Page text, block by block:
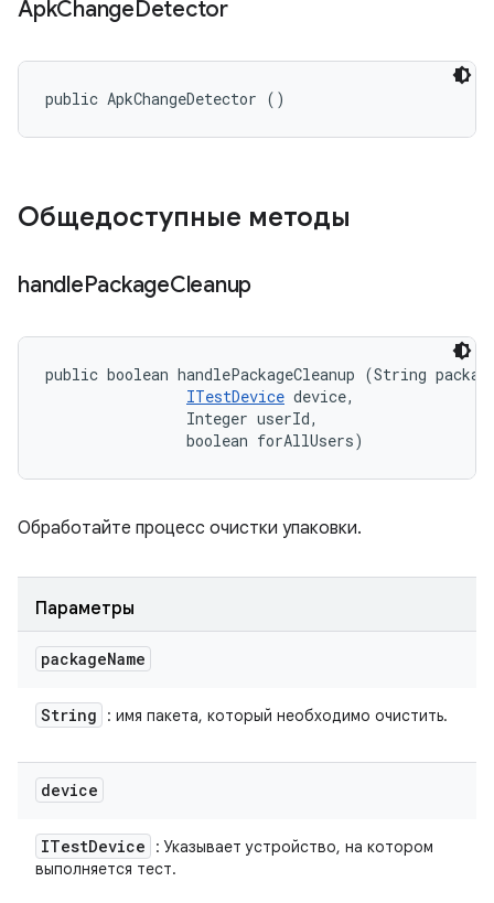
ApkChangeDetector
public ApkChangeDetector ()
Общедоступные методы
handlePackageCleanup
public boolean handlePackageCleanup (String
ITestDevice device,
                Integer userId,
                boolean forAllUsers)
Обработайте процесс очистки упаковки.
Параметры
packageName
String : имя пакета, который необходимо очистить.
device
ITestDevice
: Указывает устройство, на котором
выполняется тест.